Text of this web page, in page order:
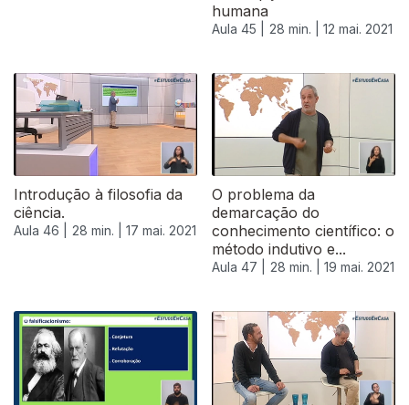
humana
Aula 45 | 28 min. | 12 mai. 2021
Introdução à filosofia da
ciência.
Aula 46 | 28 min. | 17 mai. 2021
O problema da
demarcação do
conhecimento científico: o
método indutivo e...
Aula 47 | 28 min. | 19 mai. 2021
544885